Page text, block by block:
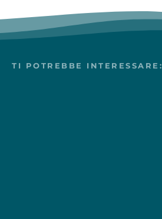
TI POTREBBE INTERESSARE: